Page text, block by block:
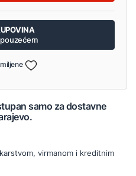
samo za dostavne
virmanom i kreditnim